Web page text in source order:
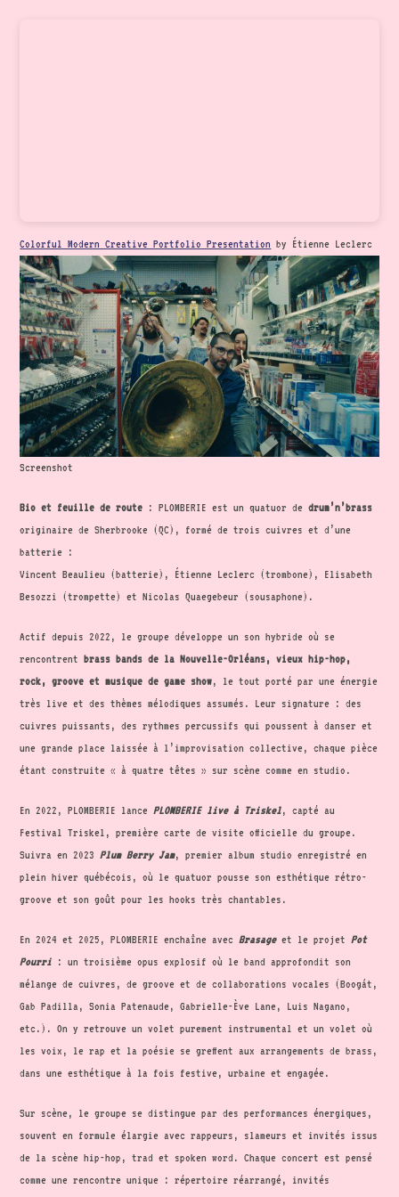
Colorful Modern Creative Portfolio Presentation by Étienne Leclerc
Screenshot
Bio et feuille de route : PLOMBERIE est un quatuor dedrum’n’brass
originaire de Sherbrooke (QC), formé de trois cuivres et d’une
batterie :
Vincent Beaulieu (batterie), Étienne Leclerc (trombone), Elisabeth
Besozzi (trompette) et Nicolas Quaegebeur (sousaphone).
Actif depuis 2022, le groupe développe un son hybride où se
rencontrentbrass bands de la Nouvelle-Orléans, vieux hip-hop,
rock, groove et musique de game show, le tout porté par une énergie
très live et des thèmes mélodiques assumés. Leur signature : des
cuivres puissants, des rythmes percussifs qui poussent à danser et
une grande place laissée à l’improvisation collective, chaque pièce
étant construite « à quatre têtes » sur scène comme en studio.
En 2022, PLOMBERIE lancePLOMBERIE live à Triskel, capté au
Festival Triskel, première carte de visite officielle du groupe.
Suivra en 2023Plum Berry Jam, premier album studio enregistré en
plein hiver québécois, où le quatuor pousse son esthétique rétro-
groove et son goût pour les hooks très chantables.
En 2024 et 2025, PLOMBERIE enchaîne avecBrasageet le projetPot
Pourri : un troisième opus explosif où le band approfondit son
mélange de cuivres, de groove et de collaborations vocales (Boogát,
Gab Padilla, Sonia Patenaude, Gabrielle-Ève Lane, Luis Nagano,
etc.). On y retrouve un volet purement instrumental et un volet où
les voix, le rap et la poésie se greffent aux arrangements de brass,
dans une esthétique à la fois festive, urbaine et engagée.
Sur scène, le groupe se distingue par des performances énergiques,
souvent en formule élargie avec rappeurs, slameurs et invités issus
de la scène hip-hop, trad et spoken word. Chaque concert est pensé
comme une rencontre unique : répertoire réarrangé, invités